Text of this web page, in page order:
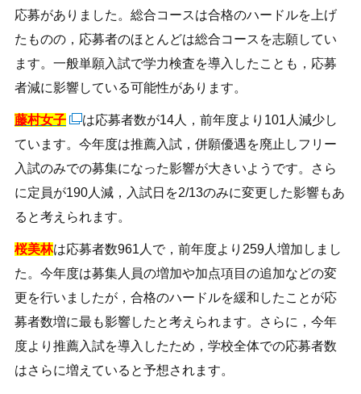
応募がありました。総合コースは合格のハードルを上げ
たものの，応募者のほとんどは総合コースを志願してい
ます。一般単願入試で学力検査を導入したことも，応募
者減に影響している可能性があります。
藤村女子
は応募者数が14人，前年度より101人減少し
ています。今年度は推薦入試，併願優遇を廃止しフリー
入試のみでの募集になった影響が大きいようです。さら
に定員が190人減，入試日を2/13のみに変更した影響もあ
ると考えられます。
桜美林は応募者数961人で，前年度より259人増加しまし
た。今年度は募集人員の増加や加点項目の追加などの変
更を行いましたが，合格のハードルを緩和したことが応
募者数増に最も影響したと考えられます。さらに，今年
度より推薦入試を導入したため，学校全体での応募者数
はさらに増えていると予想されます。